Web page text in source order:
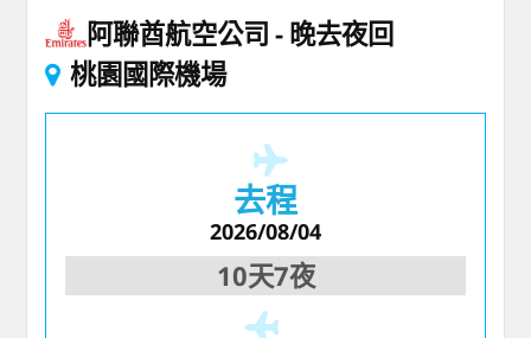
阿聯酋航空公司
晚去夜回
桃園國際機場
去程
2026/08/04
10天7夜